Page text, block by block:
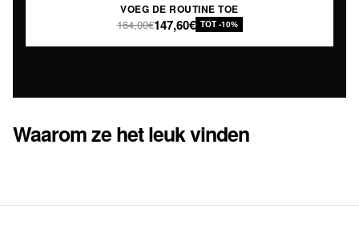
VOEG DE ROUTINE TOE
164,00€147,60€ TOT -10%
Waarom ze het leuk vinden